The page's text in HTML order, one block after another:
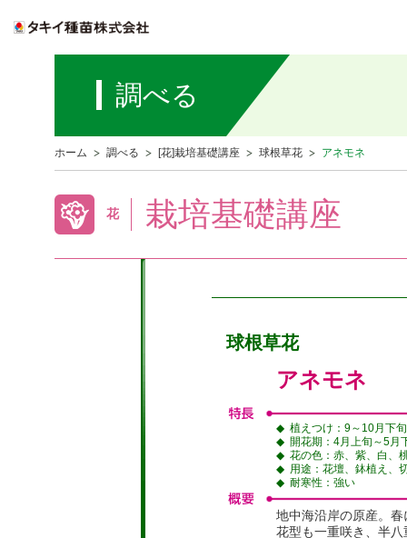
調べる
ホーム 調べる [花]栽培基礎講座 球根草花 アネモネ
花 栽培基礎講座
球根草花
アネモネ
◆ 植えつけ：9～10月下旬
◆ 開花期：4月上旬～5月
◆ 花の色：赤、紫、白、
◆ 用途：花壇、鉢植え、
◆ 耐寒性：強い
地中海沿岸の原産。
花型も一重咲き、半